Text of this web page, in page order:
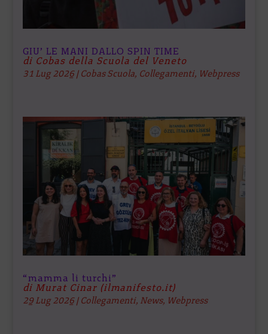
GIU’ LE MANI DALLO SPIN TIME
di Cobas della Scuola del Veneto
31 Lug 2026| Cobas Scuola, Collegamenti, Webpress
“mamma li turchi”
di Murat Cinar (ilmanifesto.it)
29 Lug 2026| Collegamenti, News, Webpress